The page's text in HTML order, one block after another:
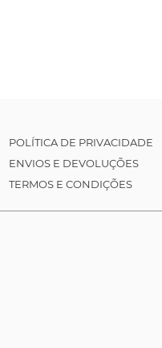
POLÍTICA DE PRIVACIDADE
ENVIOS E DEVOLUÇÕES
TERMOS E CONDIÇÕES